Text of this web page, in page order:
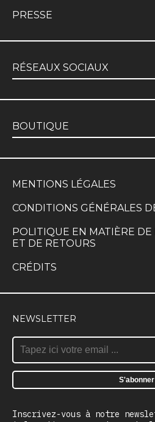
PRESSE
RÉSEAUX SOCIAUX
BOUTIQUE
MENTIONS LÉGALES
CONDITIONS GÉNÉRALES
POLITIQUE EN MATIÈRE
ET DE RETOURS
CRÉDITS
NEWSLETTER
Inscrivez-vous à notre